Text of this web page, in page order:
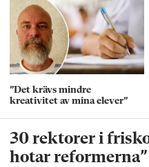
”Det krävs mindre
kreativitet av mina elever”
30 rektorer i
hotar reformerna”